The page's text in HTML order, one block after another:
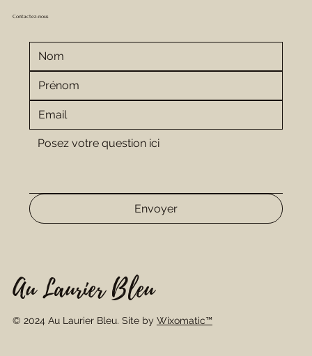
Contactez-nous
Envoyer
Au Laurier Bleu
© 2024 Au Laurier Bleu. Site by Wixomatic™